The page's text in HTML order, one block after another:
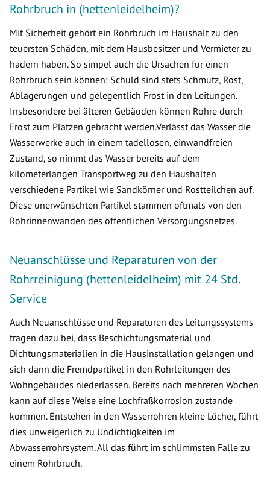
Rohrbruch in (hettenleidelheim)?
Mit Sicherheit gehört ein Rohrbruch im Haushalt zu den
teuersten Schäden, mit dem Hausbesitzer und Vermieter zu
hadern haben. So simpel auch die Ursachen für einen
Rohrbruch sein können: Schuld sind stets Schmutz, Rost,
Ablagerungen und gelegentlich Frost in den Leitungen.
Insbesondere bei älteren Gebäuden können Rohre durch
Frost zum Platzen gebracht werden.Verlässt das Wasser die
Wasserwerke auch in einem tadellosen, einwandfreien
Zustand, so nimmt das Wasser bereits auf dem
kilometerlangen Transportweg zu den Haushalten
verschiedene Partikel wie Sandkörner und Rostteilchen auf.
Diese unerwünschten Partikel stammen oftmals von den
Rohrinnenwänden des öffentlichen Versorgungsnetzes.
Neuanschlüsse und Reparaturen von der
Rohrreinigung (hettenleidelheim) mit 24 Std.
Service
Auch Neuanschlüsse und Reparaturen des Leitungssystems
tragen dazu bei, dass Beschichtungsmaterial und
Dichtungsmaterialien in die Hausinstallation gelangen und
sich dann die Fremdpartikel in den Rohrleitungen des
Wohngebäudes niederlassen. Bereits nach mehreren Wochen
kann auf diese Weise eine Lochfraßkorrosion zustande
kommen. Entstehen in den Wasserrohren kleine Löcher, führt
dies unweigerlich zu Undichtigkeiten im
Abwasserrohrsystem. All das führt im schlimmsten Falle zu
einem Rohrbruch.